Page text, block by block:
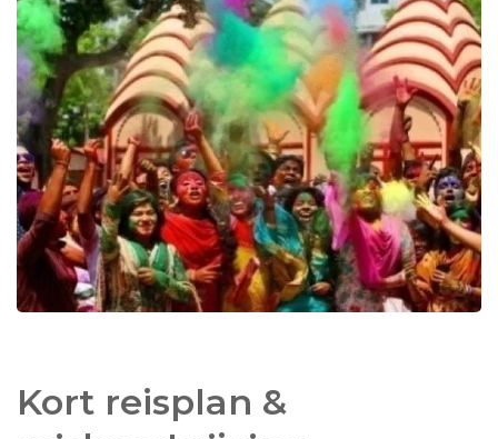
festival van de Monipuri stam in Srimongol, gevierd
in november.
Ook deboeddhistenhebben hun festival, het
Kothin Chibor Dan festival in Rangamati in oktober.
Lokaalworden er ook diverse festivals gevierd, o.a.
diverse festivals in deSundarbans, bijv. het Rash
Mela festival op het eiland Dubla, in november.
Neem contact op met onze reisspecialisten voor
meer informatie over de festivals.
Kort reisplan &